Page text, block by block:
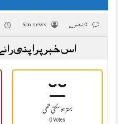
5cn news
اس خبر پر اپنی
بہتر ہو سکتی تھی
0 Votes